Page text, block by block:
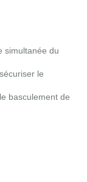
simultanée du
le
basculement de